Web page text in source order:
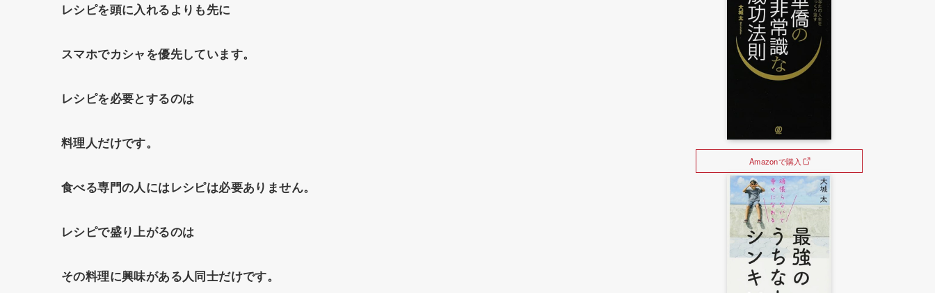
レシピを頭に入れるよりも先に
スマホでカシャを優先しています。
レシピを必要とするのは
料理人だけです。
食べる専門の人にはレシピは必要ありません。
レシピで盛り上がるのは
その料理に興味がある人同士だけです。
Amazonで購入